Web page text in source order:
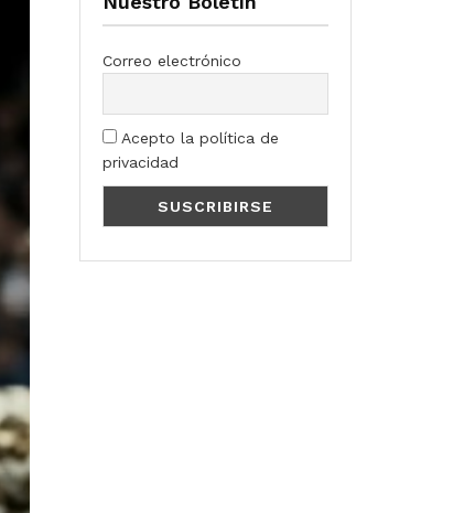
Correo electrónico
Acepto la política de
privacidad